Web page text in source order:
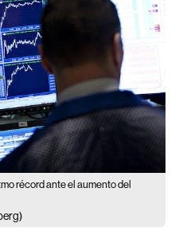
récord ante el aumento del